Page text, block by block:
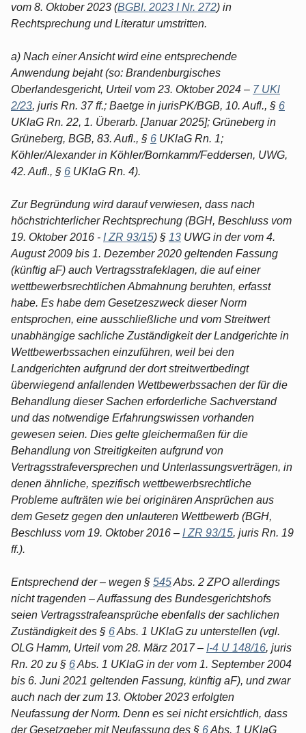
vom 8. Oktober 2023 (BGBl. 2023 I Nr. 272) in
Rechtsprechung und Literatur umstritten.
a) Nach einer Ansicht wird eine entsprechende
Anwendung bejaht (so: Brandenburgisches
Oberlandesgericht, Urteil vom 23. Oktober 2024 – 7 UKl
2/23, juris Rn. 37 ff.; Baetge in jurisPK/BGB, 10. Aufl., § 6
UKlaG Rn. 22, 1. Überarb. [Januar 2025]; Grüneberg in
Grüneberg, BGB, 83. Aufl., § 6 UKlaG Rn. 1;
Köhler/Alexander in Köhler/Bornkamm/Feddersen, UWG,
42. Aufl., § 6 UKlaG Rn. 4).
Zur Begründung wird darauf verwiesen, dass nach
höchstrichterlicher Rechtsprechung (BGH, Beschluss vom
19. Oktober 2016 - I ZR 93/15) § 13 UWG in der vom 4.
August 2009 bis 1. Dezember 2020 geltenden Fassung
(künftig aF) auch Vertragsstrafeklagen, die auf einer
wettbewerbsrechtlichen Abmahnung beruhten, erfasst
habe. Es habe dem Gesetzeszweck dieser Norm
entsprochen, eine ausschließliche und vom Streitwert
unabhängige sachliche Zuständigkeit der Landgerichte in
Wettbewerbssachen einzuführen, weil bei den
Landgerichten aufgrund der dort streitwertbedingt
überwiegend anfallenden Wettbewerbssachen der für die
Behandlung dieser Sachen erforderliche Sachverstand
und das notwendige Erfahrungswissen vorhanden
gewesen seien. Dies gelte gleichermaßen für die
Behandlung von Streitigkeiten aufgrund von
Vertragsstrafeversprechen und Unterlassungsverträgen, in
denen ähnliche, spezifisch wettbewerbsrechtliche
Probleme aufträten wie bei originären Ansprüchen aus
dem Gesetz gegen den unlauteren Wettbewerb (BGH,
Beschluss vom 19. Oktober 2016 – I ZR 93/15, juris Rn. 19
ff.).
Entsprechend der – wegen § 545Abs. 2 ZPO allerdings
nicht tragenden – Auffassung des Bundesgerichtshofs
seien Vertragsstrafeansprüche ebenfalls der sachlichen
Zuständigkeit des § 6Abs. 1 UKlaG zu unterstellen (vgl.
OLG Hamm, Urteil vom 28. März 2017 – I-4 U 148/16, juris
Rn. 20 zu § 6Abs. 1 UKlaG in der vom 1. September 2004
bis 6. Juni 2021 geltenden Fassung, künftig aF), und zwar
auch nach der zum 13. Oktober 2023 erfolgten
Neufassung der Norm. Denn es sei nicht ersichtlich, dass
der Gesetzgeber mit Neufassung des § 6Abs. 1 UKlaG